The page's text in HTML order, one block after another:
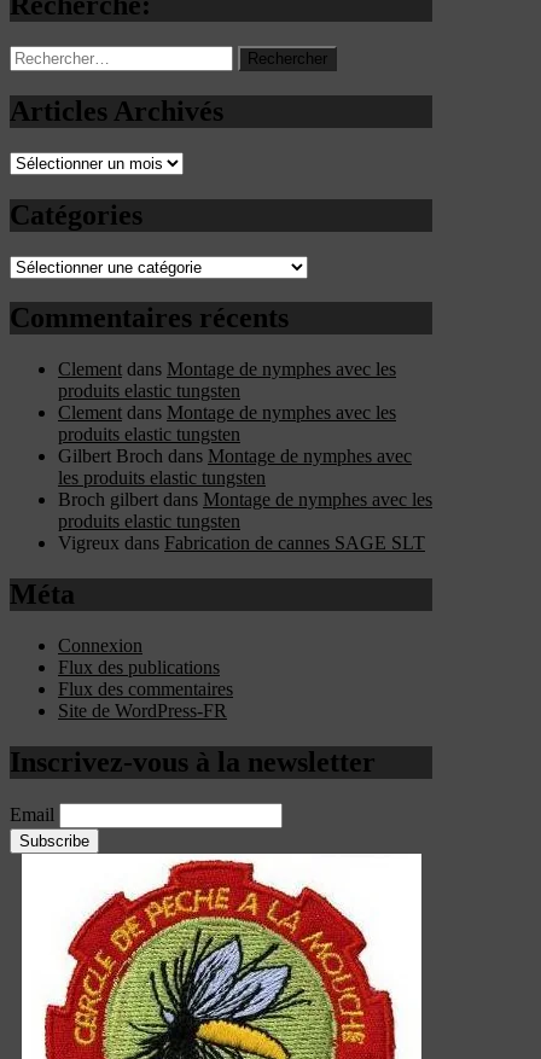
Rechercher :
Articles Archivés
Articles
Catégories
Catégories
Commentaires récents
Clement dans Montage de nymphes avec les
produits elastic tungsten
Clement dans Montage de nymphes avec les
produits elastic tungsten
Gilbert Broch dans Montage de nymphes avec
les produits elastic tungsten
Broch gilbert dans Montage de nymphes avec les
produits elastic tungsten
Vigreux dans Fabrication de cannes SAGE SLT
Méta
Connexion
Flux des publications
Flux des commentaires
Site de WordPress-FR
Inscrivez-vous à la newsletter
Email